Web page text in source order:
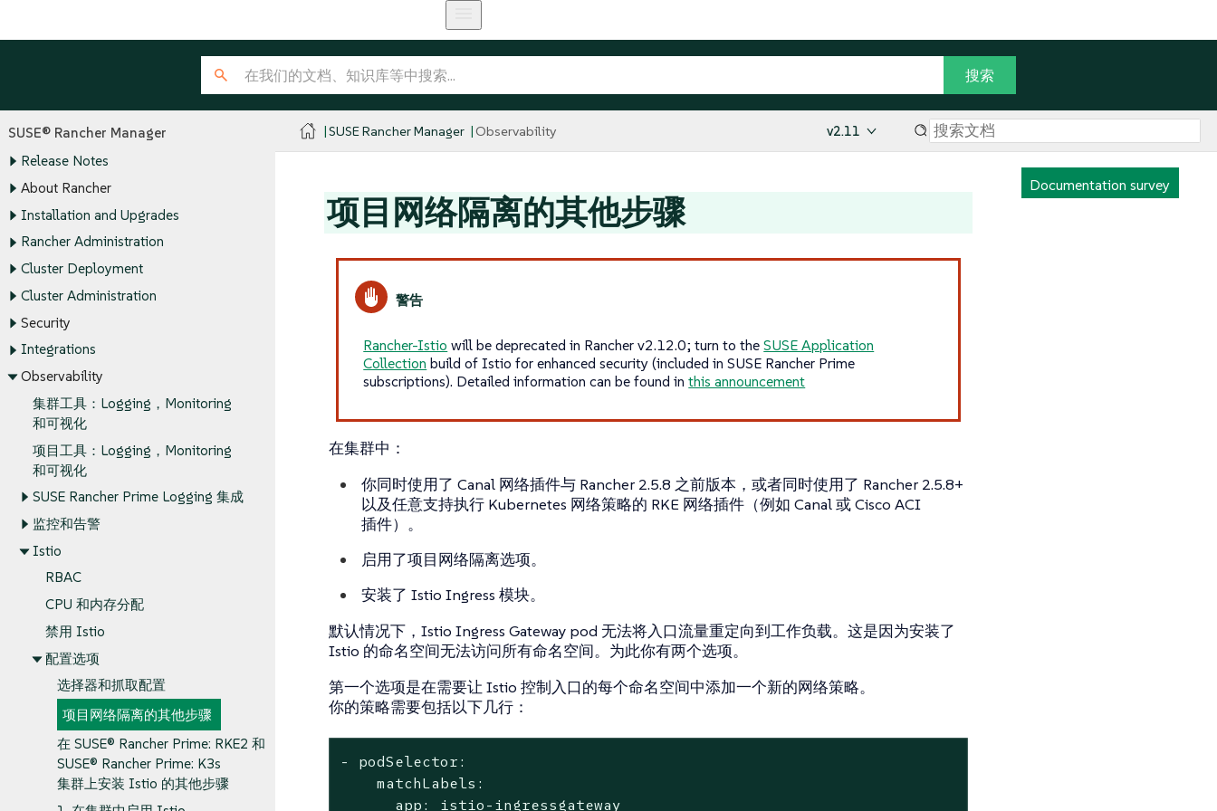
SUSE® Rancher Manager
Release Notes
About Rancher
Installation and Upgrades
Rancher Administration
Cluster Deployment
Cluster Administration
Security
Integrations
Observability
集群工具：Logging，Monitoring
和可视化
项目工具：Logging，Monitoring
和可视化
SUSE Rancher Prime Logging 集成
监控和告警
Istio
RBAC
CPU 和内存分配
禁用 Istio
配置选项
选择器和抓取配置
项目网络隔离的其他步骤
在 SUSE® Rancher Prime: RKE2 和
SUSE® Rancher Prime: K3s
集群上安装 Istio 的其他步骤
SUSE Rancher Manager Observability v2.11
Documentation survey
项目网络隔离的其他步骤
Rancher-Istio will be deprecated in Rancher v2.12.0; turn to theSUSE Application
Collection build of Istio for enhanced security (included in SUSE Rancher Prime
subscriptions). Detailed information can be found inthis announcement
在集群中：
你同时使用了 Canal 网络插件与 Rancher 2.5.8 之前版本，或者同时使用了 Rancher 2.5.8+
以及任意支持执行 Kubernetes 网络策略的 RKE 网络插件（例如 Canal 或 Cisco ACI
插件）。
启用了项目网络隔离选项。
安装了 Istio Ingress 模块。
默认情况下，Istio Ingress Gateway pod 无法将入口流量重定向到工作负载。这是因为安装了
Istio 的命名空间无法访问所有命名空间。为此你有两个选项。
第一个选项是在需要让 Istio 控制入口的每个命名空间中添加一个新的网络策略。
你的策略需要包括以下几行：
- podSelector:
    matchLabels:
      app: istio-ingressgateway